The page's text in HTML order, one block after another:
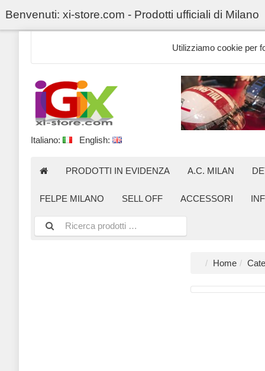
Benvenuti: xi-store.com - Prodotti ufficiali di Milano
Utilizziamo cookie per
Italiano: English:
PRODOTTI IN EVIDENZA A.C. MILAN
FELPE MILANO SELL OFF ACCESSORI
Home